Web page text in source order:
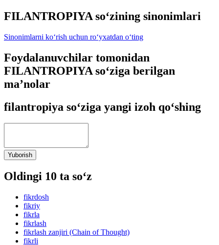
FILANTROPIYA so‘zining sinonimlari
Sinonimlarni ko‘rish uchun ro‘yxatdan o‘ting
Foydalanuvchilar tomonidan
FILANTROPIYA so‘ziga berilgan
ma’nolar
filantropiya so‘ziga yangi izoh qo‘shing
Yuborish
Oldingi 10 ta so‘z
fikrdosh
fikriy
fikrla
fikrlash
fikrlash zanjiri (Chain of Thought)
fikrli